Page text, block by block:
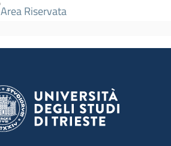
Area Riservata